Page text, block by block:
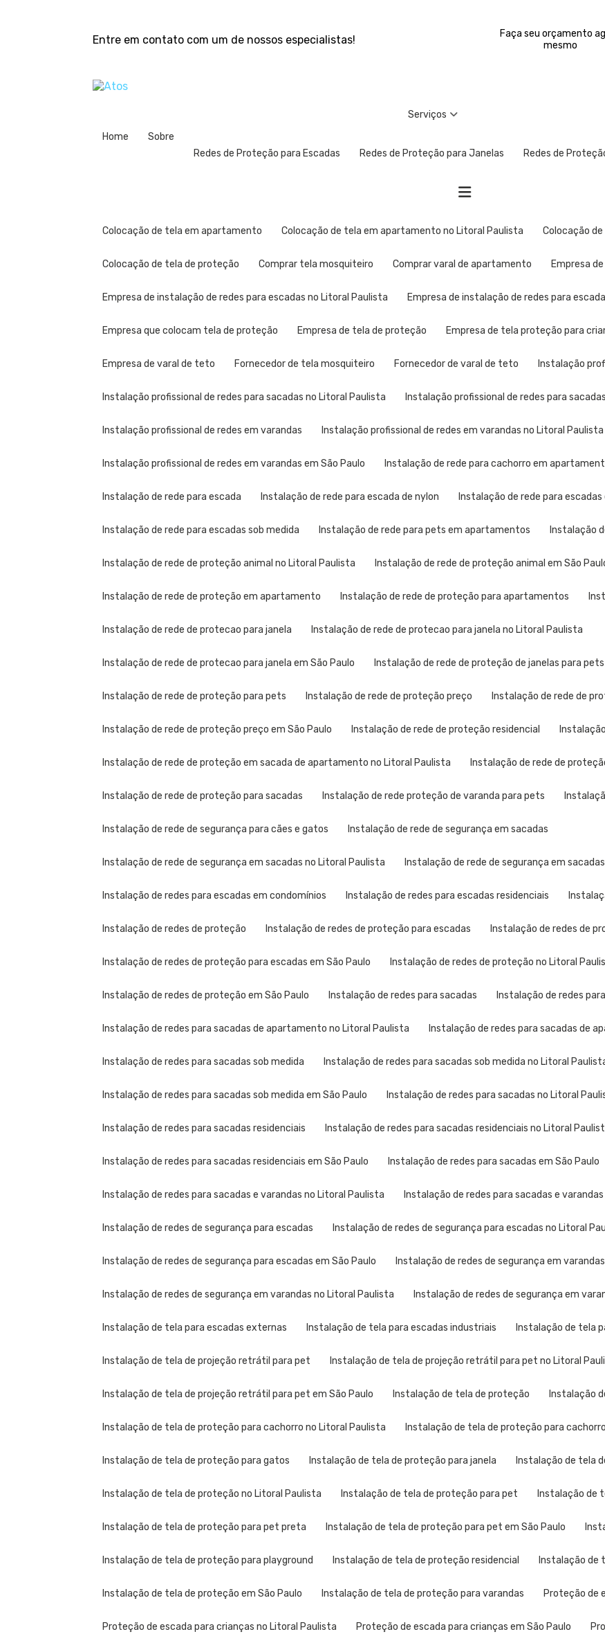
Entre em contato com um de nossos especialistas!
Faça seu orçamento
mesmo
Home Sobre
Serviços
Redes de Proteção para Escadas Redes de Proteção para Janelas Redes de
Colocação de tela em apartamento Colocação de tela em apartamento no Litoral Paulista Colocação
Colocação de tela de proteção Comprar tela mosquiteiro Comprar varal de apartamento Empresa
Empresa de instalação de redes para escadas no Litoral Paulista Empresa de instalação de redes para
Empresa que colocam tela de proteção Empresa de tela de proteção Empresa de tela proteção para
Empresa de varal de teto Fornecedor de tela mosquiteiro Fornecedor de varal de teto Instalação
Instalação profissional de redes para sacadas no Litoral Paulista Instalação profissional de redes para
Instalação profissional de redes em varandas Instalação profissional de redes em varandas no Litoral Paulista
Instalação profissional de redes em varandas em São Paulo Instalação de rede para cachorro em
Instalação de rede para escada Instalação de rede para escada de nylon Instalação de rede para
Instalação de rede para escadas sob medida Instalação de rede para pets em apartamentos Instalação
Instalação de rede de proteção animal no Litoral Paulista Instalação de rede de proteção animal em São
Instalação de rede de proteção em apartamento Instalação de rede de proteção para apartamentos
Instalação de rede de protecao para janela Instalação de rede de protecao para janela no Litoral Paulista
Instalação de rede de protecao para janela em São Paulo Instalação de rede de proteção de janelas para pets
Instalação de rede de proteção para pets Instalação de rede de proteção preço Instalação de rede de
Instalação de rede de proteção preço em São Paulo Instalação de rede de proteção residencial
Instalação de rede de proteção em sacada de apartamento no Litoral Paulista Instalação de rede de
Instalação de rede de proteção para sacadas Instalação de rede proteção de varanda para pets
Instalação de rede de segurança para cães e gatos Instalação de rede de segurança em sacadas
Instalação de rede de segurança em sacadas no Litoral Paulista Instalação de rede de segurança em
Instalação de redes para escadas em condomínios Instalação de redes para escadas residenciais
Instalação de redes de proteção Instalação de redes de proteção para escadas Instalação de redes de
Instalação de redes de proteção para escadas em São Paulo Instalação de redes de proteção no Litoral
Instalação de redes de proteção em São Paulo Instalação de redes para sacadas Instalação de redes
Instalação de redes para sacadas de apartamento no Litoral Paulista Instalação de redes para sacadas de
Instalação de redes para sacadas sob medida Instalação de redes para sacadas sob medida no Litoral
Instalação de redes para sacadas sob medida em São Paulo Instalação de redes para sacadas no Litoral
Instalação de redes para sacadas residenciais Instalação de redes para sacadas residenciais no Litoral
Instalação de redes para sacadas residenciais em São Paulo Instalação de redes para sacadas em São Paulo
Instalação de redes para sacadas e varandas no Litoral Paulista Instalação de redes para sacadas e
Instalação de redes de segurança para escadas Instalação de redes de segurança para escadas no Litoral
Instalação de redes de segurança para escadas em São Paulo Instalação de redes de segurança em varandas
Instalação de redes de segurança em varandas no Litoral Paulista Instalação de redes de segurança em
Instalação de tela para escadas externas Instalação de tela para escadas industriais Instalação de tela
Instalação de tela de projeção retrátil para pet Instalação de tela de projeção retrátil para pet no Litoral
Instalação de tela de projeção retrátil para pet em São Paulo Instalação de tela de proteção Instalação
Instalação de tela de proteção para cachorro no Litoral Paulista Instalação de tela de proteção para
Instalação de tela de proteção para gatos Instalação de tela de proteção para janela Instalação de tela
Instalação de tela de proteção no Litoral Paulista Instalação de tela de proteção para pet Instalação de
Instalação de tela de proteção para pet preta Instalação de tela de proteção para pet em São Paulo
Instalação de tela de proteção para playground Instalação de tela de proteção residencial Instalação de
Instalação de tela de proteção em São Paulo Instalação de tela de proteção para varandas Proteção de
Proteção de escada para crianças no Litoral Paulista Proteção de escada para crianças em São Paulo